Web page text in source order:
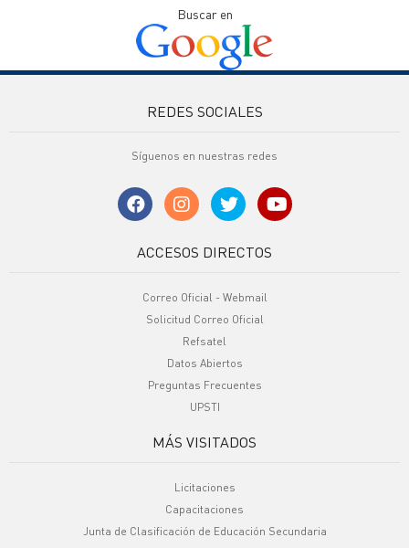
Buscar en
REDES SOCIALES
Síguenos en nuestras redes
ACCESOS DIRECTOS
Correo Oficial - Webmail
Solicitud Correo Oficial
Refsatel
Datos Abiertos
Preguntas Frecuentes
UPSTI
MÁS VISITADOS
Licitaciones
Capacitaciones
Junta de Clasificación de Educación Secundaria